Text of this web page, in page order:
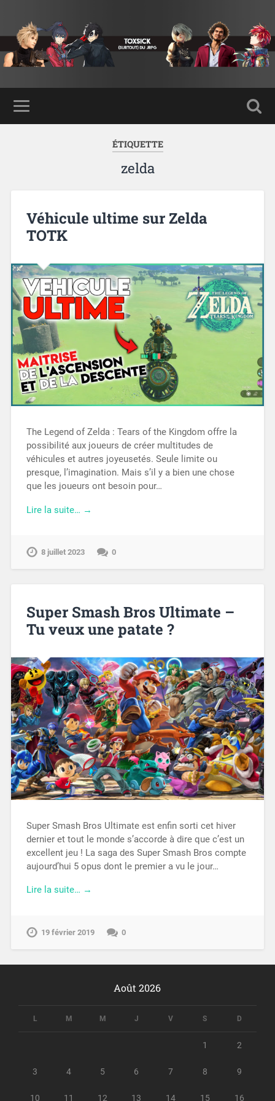
ÉTIQUETTE
zelda
Véhicule ultime sur Zelda
TOTK
The Legend of Zelda : Tears of the Kingdom offre la
possibilité aux joueurs de créer multitudes de
véhicules et autres joyeusetés. Seule limite ou
presque, l’imagination. Mais s’il y a bien une chose
que les joueurs ont besoin pour…
Lire la suite… →
8 juillet 2023 0
Super Smash Bros Ultimate –
Tu veux une patate ?
Super Smash Bros Ultimate est enfin sorti cet hiver
dernier et tout le monde s’accorde à dire que c’est un
excellent jeu ! La saga des Super Smash Bros compte
aujourd’hui 5 opus dont le premier a vu le jour…
Lire la suite… →
19 février 2019 0
Août 2026
L M M J V S D
1 2
3 4 5 6 7 8 9
10 11 12 13 14 15 16